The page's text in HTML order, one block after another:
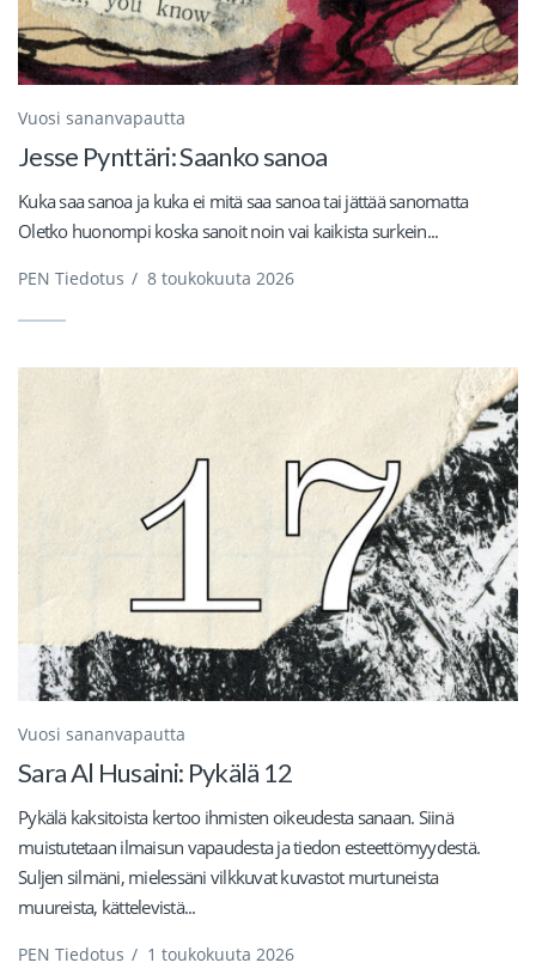
Vuosi sananvapautta
Jesse Pynttäri: Saanko sanoa
Kuka saa sanoa ja kuka ei mitä saa sanoa tai jättää sanomatta
Oletko huonompi koska sanoit noin vai kaikista surkein...
PEN Tiedotus / 8 toukokuuta 2026
Vuosi sananvapautta
Sara Al Husaini: Pykälä 12
Pykälä kaksitoista kertoo ihmisten oikeudesta sanaan. Siinä
muistutetaan ilmaisun vapaudesta ja tiedon esteettömyydestä.
Suljen silmäni, mielessäni vilkkuvat kuvastot murtuneista
muureista, kättelevistä...
PEN Tiedotus / 1 toukokuuta 2026